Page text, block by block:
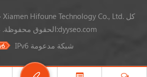
الحقوق محفوظة.طاقة من:dyyseo.com
IPv6 شبكة مدعومة